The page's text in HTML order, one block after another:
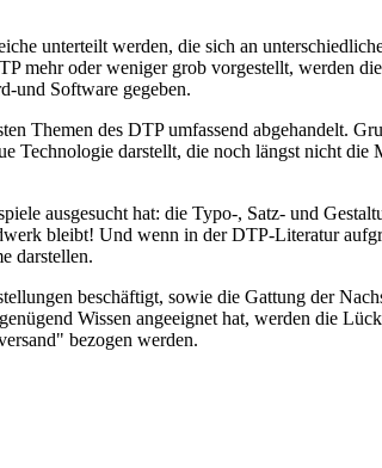
unterteilt werden, die sich an
oder weniger grob vorgestellt, werden
und Software gegeben.
Themen des DTP umfassend abgehandelt.
darstellt, die noch längst nicht
ausgesucht hat: die Typo-, Satz- und
bleibt! Und wenn in der DTP-Literatur
darstellen.
beschäftigt, sowie die Gattung der
Wissen angeeignet hat, werden die
bezogen werden.